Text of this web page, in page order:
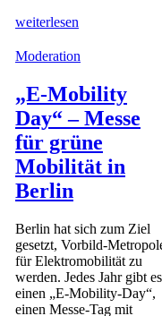
weiterlesen
Moderation
„E-Mobility
Day“ – Messe
für grüne
Mobilität in
Berlin
Berlin hat sich zum Ziel
gesetzt, Vorbild-
für Elektromobilität zu
werden. Jedes Jahr gibt es
einen „E-Mobility-Day“,
einen Messe-Tag mit